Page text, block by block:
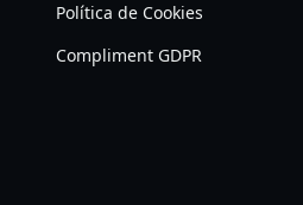
Política de Cookies
Compliment GDPR